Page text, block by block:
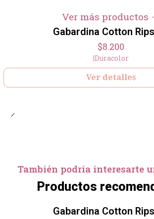
Ver más productos
Gabardina Cotton
$8.200
|Duracolor
Ver detalles
También podría interesarte
Productos
Gabardina Cotton